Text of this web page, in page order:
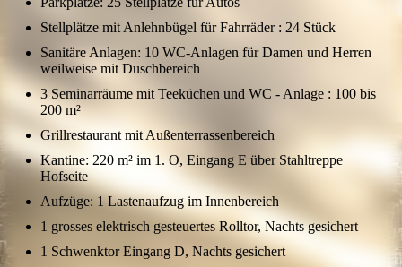
Stellplätze mit Anlehnbügel für Fahrräder : 24 Stück
Sanitäre Anlagen: 10 WC-Anlagen für Damen und Herren
weilweise mit Duschbereich
3 Seminarräume mit Teeküchen und WC - Anlage : 100 bis
200 m²
Grillrestaurant mit Außenterrassenbereich
Kantine: 220 m² im 1. O, Eingang E über Stahltreppe
Hofseite
Aufzüge: 1 Lastenaufzug im Innenbereich
1 grosses elektrisch gesteuertes Rolltor, Nachts gesichert
1 Schwenktor Eingang D, Nachts gesichert